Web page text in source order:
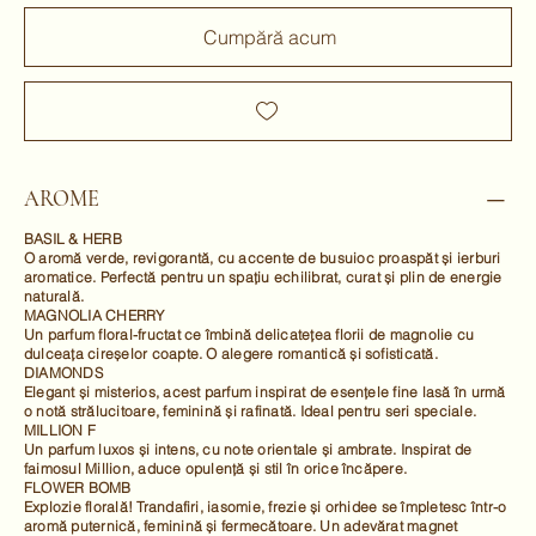
Cumpără acum
AROME
BASIL & HERB
O aromă verde, revigorantă, cu accente de busuioc proaspăt și ierburi
aromatice. Perfectă pentru un spațiu echilibrat, curat și plin de energie
naturală.
MAGNOLIA CHERRY
Un parfum floral-fructat ce îmbină delicatețea florii de magnolie cu
dulceața cireșelor coapte. O alegere romantică și sofisticată.
DIAMONDS
Elegant și misterios, acest parfum inspirat de esențele fine lasă în urmă
o notă strălucitoare, feminină și rafinată. Ideal pentru seri speciale.
MILLION F
Un parfum luxos și intens, cu note orientale și ambrate. Inspirat de
faimosul Million, aduce opulență și stil în orice încăpere.
FLOWER BOMB
Explozie florală! Trandafiri, iasomie, frezie și orhidee se împletesc într-o
aromă puternică, feminină și fermecătoare. Un adevărat magnet